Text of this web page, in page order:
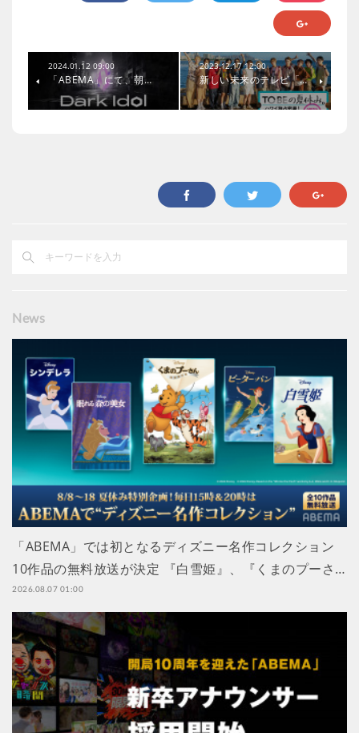
2024.01.12 09:00
「ABEMA」にて、朝…
2023.12.17 12:00
新しい未来のテレビ「…
News
「ABEMA」では初となるディズニー名作コレクション
10作品の無料放送が決定 『白雪姫』、『くまのプーさ…
2026.08.07 01:00